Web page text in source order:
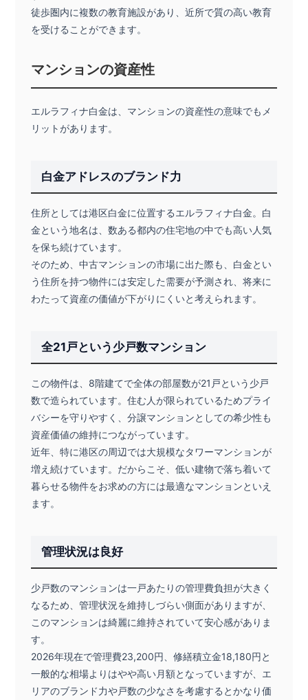
徒歩圏内に複数の教育施設があり、近所で質の高い教育
を受けることができます。
マンションの資産性
エルラフィナ白金は、マンションの資産性の意味でもメ
リットがあります。
白金アドレスのブランド力
住所としては港区白金に位置するエルラフィナ白金。白
金という地名は、数ある都内の住宅地の中でも高い人気
を保ち続けています。
そのため、中古マンションの市場に出た際も、白金とい
う住所を持つ物件には安定した需要が予測され、将来に
わたって資産の価値が下がりにくいと考えられます。
全21戸という少戸数マンション
この物件は、8階建てで全体の部屋数が21戸という少戸
数で造られています。住む人が限られているためプライ
バシーを守りやすく、分譲マンションとしての希少性も
資産価値の維持につながっています。
近年、特に港区の周辺では大規模なタワーマンションが
増え続けています。だからこそ、低い建物で落ち着いて
暮らせる物件をお求めの方には最適なマンションといえ
ます。
管理状況は良好
少戸数のマンションは一戸あたりの管理費負担が大きく
なるため、管理状況を維持しづらい側面がありますが、
このマンションは綺麗に維持されていて安心感がありま
す。
2026年現在で管理費23,200円、修繕積立金18,180円と
一般的な相場よりはやや高い月額となっていますが、エ
リアのブランド力や戸数の少なさを考慮するとかなり価